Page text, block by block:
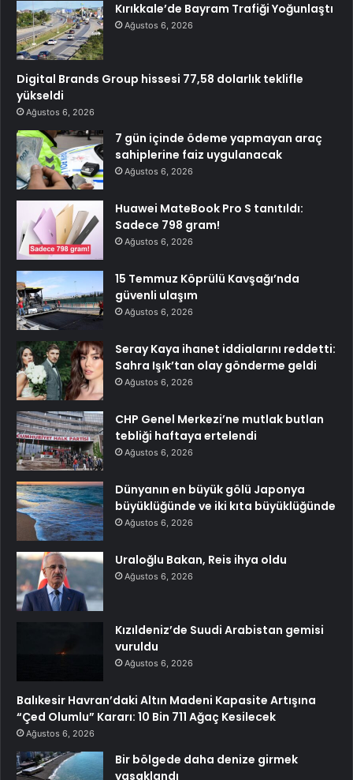
Kırıkkale’de Bayram Trafiği Yoğunlaştı
Ağustos 6, 2026
Digital Brands Group hissesi 77,58 dolarlık teklifle
yükseldi
Ağustos 6, 2026
7 gün içinde ödeme yapmayan araç
sahiplerine faiz uygulanacak
Ağustos 6, 2026
Huawei MateBook Pro S tanıtıldı:
Sadece 798 gram!
Ağustos 6, 2026
15 Temmuz Köprülü Kavşağı’nda
güvenli ulaşım
Ağustos 6, 2026
Seray Kaya ihanet iddialarını reddetti:
Sahra Işık’tan olay gönderme geldi
Ağustos 6, 2026
CHP Genel Merkezi’ne mutlak butlan
tebliği haftaya ertelendi
Ağustos 6, 2026
Dünyanın en büyük gölü Japonya
büyüklüğünde ve iki kıta büyüklüğünde
Ağustos 6, 2026
Uraloğlu Bakan, Reis ihya oldu
Ağustos 6, 2026
Kızıldeniz’de Suudi Arabistan gemisi
vuruldu
Ağustos 6, 2026
Balıkesir Havran’daki Altın Madeni Kapasite Artışına
“Çed Olumlu” Kararı: 10 Bin 711 Ağaç Kesilecek
Ağustos 6, 2026
Bir bölgede daha denize girmek
yasaklandı